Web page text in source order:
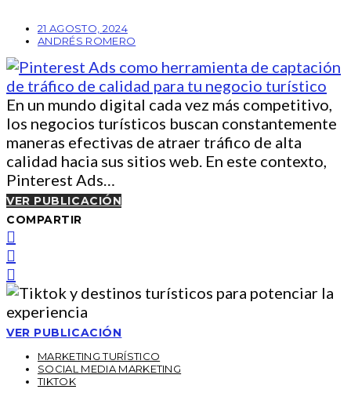
21 AGOSTO, 2024
ANDRÉS ROMERO
En un mundo digital cada vez más competitivo,
los negocios turísticos buscan constantemente
maneras efectivas de atraer tráfico de alta
calidad hacia sus sitios web. En este contexto,
Pinterest Ads…
VER PUBLICACIÓN
COMPARTIR
VER PUBLICACIÓN
MARKETING TURÍSTICO
SOCIAL MEDIA MARKETING
TIKTOK